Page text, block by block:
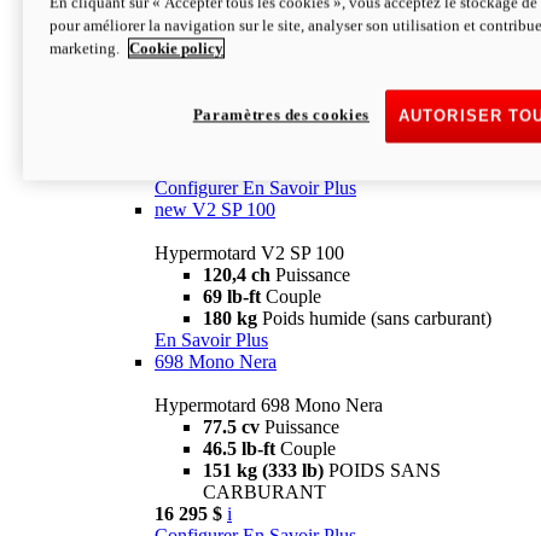
Configurer En Savoir Plus
newV2 SP
69 lb-ftCouple
Poids humide (sans carburant)
Configurer En Savoir Plus
new V2 SP 100
Hypermotard V2 SP 100
120,4 ch Puissance
69 lb-ft Couple
180 kg Poids humide (sans carburant)
En Savoir Plus
698 Mono Nera
Hypermotard 698 Mono Nera
77.5 cv Puissance
46.5 lb-ft Couple
151 kg (333 lb) POIDS SANS
CARBURANT
16 295 $ i
pour améliorer la navigation sur le site, analyser son utilisation et
marketing.
Cookie policy
AUTORISER
Paramètres des cookies